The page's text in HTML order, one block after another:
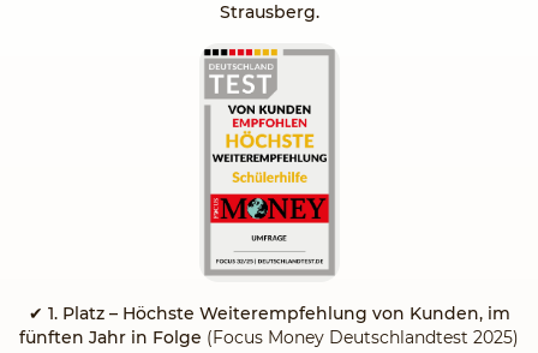
Strausberg.
✔ 1. Platz – Höchste Weiterempfehlung von Kunden, im
fünften Jahr in Folge (Focus Money Deutschlandtest 2025)